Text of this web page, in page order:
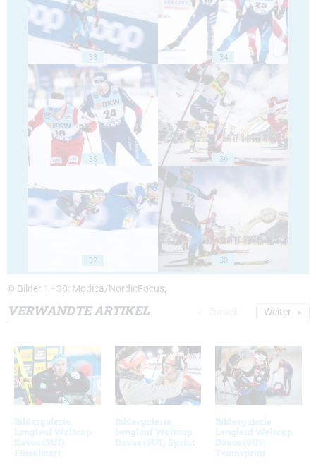
33 34
35 36
37 38
© Bilder 1 - 38: Modica/NordicFocus;
VERWANDTE ARTIKEL
Bildergalerie
Langlauf Weltcup
Davos (SUI)
Einzelstart
Bildergalerie
Langlauf Weltcup
Davos (SUI) Sprint
Bildergalerie
Langlauf Weltcup
Davos (SUI)
Teamsprint
Weiter